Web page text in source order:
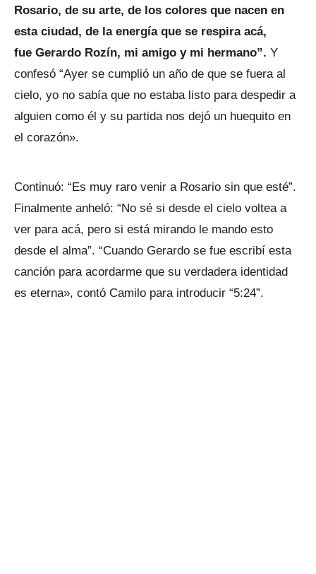
Rosario, de su arte, de los colores que nacen en
esta ciudad, de la energía que se respira acá,
fue Gerardo Rozín, mi amigo y mi hermano”. Y
confesó “Ayer se cumplió un año de que se fuera al
cielo, yo no sabía que no estaba listo para despedir a
alguien como él y su partida nos dejó un huequito en
el corazón».
Continuó: “Es muy raro venir a Rosario sin que esté”.
Finalmente anheló: “No sé si desde el cielo voltea a
ver para acá, pero si está mirando le mando esto
desde el alma”. “Cuando Gerardo se fue escribí esta
canción para acordarme que su verdadera identidad
es eterna», contó Camilo para introducir “5:24”.